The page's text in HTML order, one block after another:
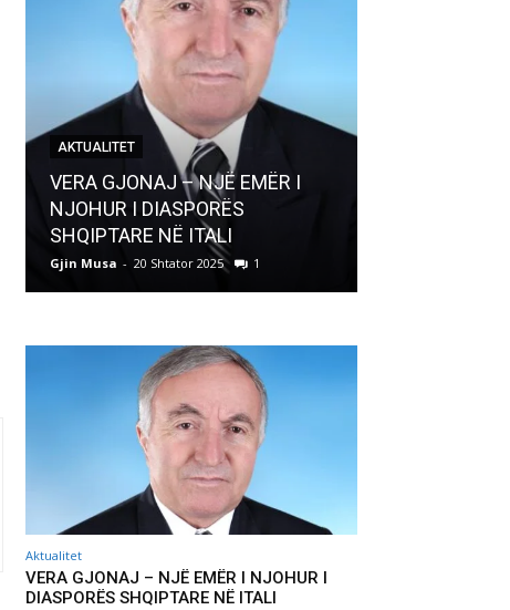
AKTUALITET
VERA GJONAJ – NJË EMËR I
NJOHUR I DIASPORËS
SHQIPTARE NË ITALI
Gjin Musa - 20 Shtator 2025 1
Aktualitet
VERA GJONAJ – NJË EMËR I NJOHUR I
DIASPORËS SHQIPTARE NË ITALI